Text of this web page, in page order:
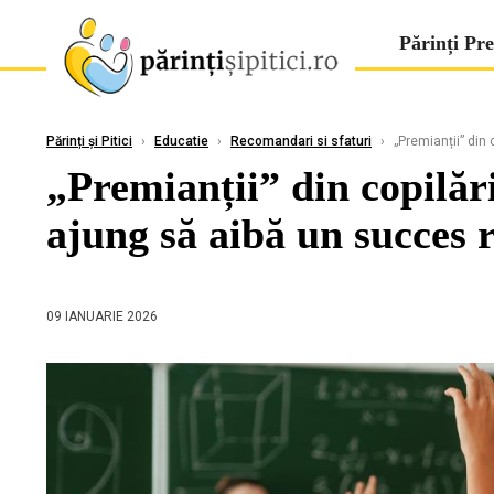
Părinți
Părinți și Pitici › Educatie › Recomandari si sfaturi › „Premianții”
„Premianții” din
ajung să aibă un
09 IANUARIE 2026